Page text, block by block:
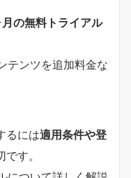
月の無料トライアル
テンツを追加料金な
るには適用条件や登
す。